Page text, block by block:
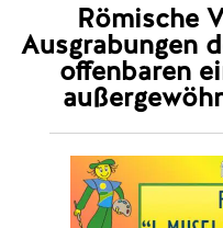
Römische
Ausgrabungen
offenbaren